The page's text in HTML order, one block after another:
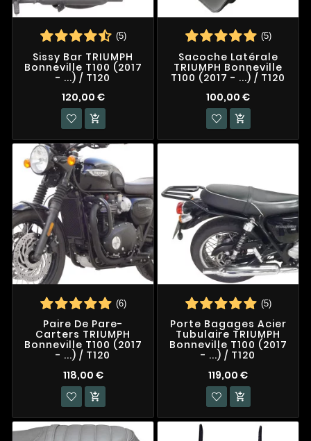
(5)
Sissy Bar TRIUMPH
Bonneville T100 (2017
- ...) / T120
120,00 €

(5)
Sacoche Latérale
TRIUMPH Bonneville
T100 (2017 - ...) / T120
100,00 €

(6)
Paire De Pare-
Carters TRIUMPH
Bonneville T100 (2017
- ...) / T120
118,00 €

(5)
Porte Bagages Acier
Tubulaire TRIUMPH
Bonneville T100 (2017
- ...) / T120
119,00 €
